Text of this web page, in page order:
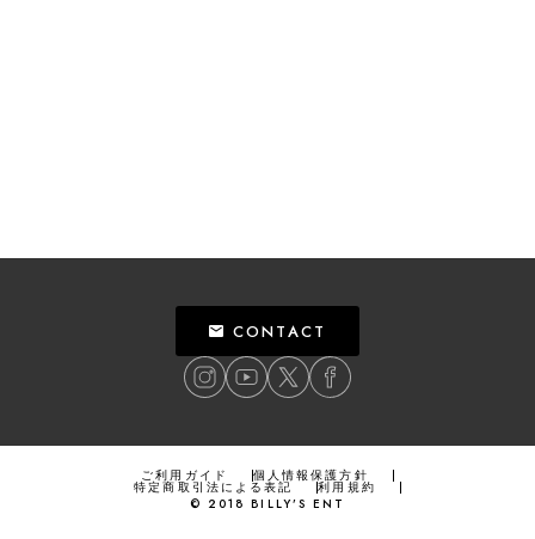
CONTACT
ご利用ガイド 個人情報保護方針
特定商取引法による表記
利用規約
© 2018 BILLY’S ENT